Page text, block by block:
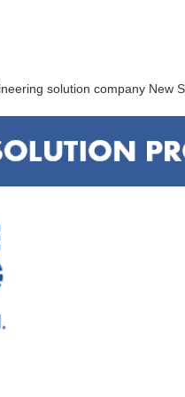
solution company New